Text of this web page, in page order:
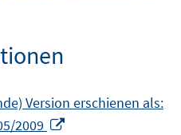
Version erschienen als:
2009